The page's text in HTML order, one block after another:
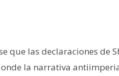
que las declaraciones de
la narrativa